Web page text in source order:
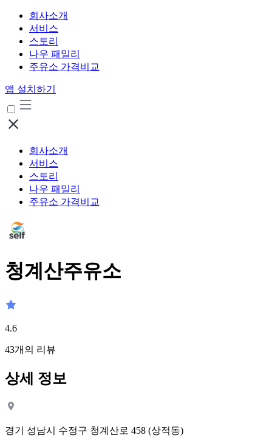
회사소개
서비스
스토리
나우 패밀리
주유소 가격비교
앱 설치하기
회사소개
서비스
스토리
나우 패밀리
주유소 가격비교
청계산주유소
4.6
43개의 리뷰
상세 정보
경기 성남시 수정구 청계산로 458 (상적동)